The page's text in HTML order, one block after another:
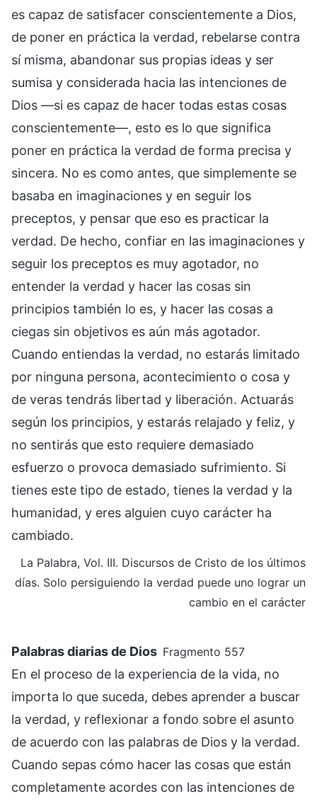
es capaz de satisfacer conscientemente a Dios,
de poner en práctica la verdad, rebelarse contra
sí misma, abandonar sus propias ideas y ser
sumisa y considerada hacia las intenciones de
Dios —si es capaz de hacer todas estas cosas
conscientemente—, esto es lo que significa
poner en práctica la verdad de forma precisa y
sincera. No es como antes, que simplemente se
basaba en imaginaciones y en seguir los
preceptos, y pensar que eso es practicar la
verdad. De hecho, confiar en las imaginaciones y
seguir los preceptos es muy agotador, no
entender la verdad y hacer las cosas sin
principios también lo es, y hacer las cosas a
ciegas sin objetivos es aún más agotador.
Cuando entiendas la verdad, no estarás limitado
por ninguna persona, acontecimiento o cosa y
de veras tendrás libertad y liberación. Actuarás
según los principios, y estarás relajado y feliz, y
no sentirás que esto requiere demasiado
esfuerzo o provoca demasiado sufrimiento. Si
tienes este tipo de estado, tienes la verdad y la
humanidad, y eres alguien cuyo carácter ha
cambiado.
La Palabra, Vol. III. Discursos de Cristo de los últimos
días. Solo persiguiendo la verdad puede uno lograr un
cambio en el carácter
Palabras diarias de Dios Fragmento 557
En el proceso de la experiencia de la vida, no
importa lo que suceda, debes aprender a buscar
la verdad, y reflexionar a fondo sobre el asunto
de acuerdo con las palabras de Dios y la verdad.
Cuando sepas cómo hacer las cosas que están
completamente acordes con las intenciones de